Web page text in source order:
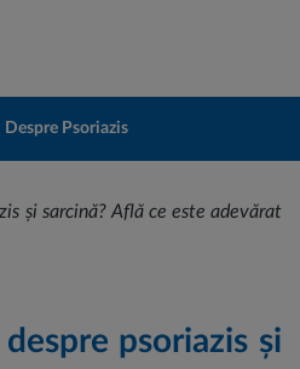
Despre Psoriazis
și sarcină? Află ce este adevărat
psoriazis și